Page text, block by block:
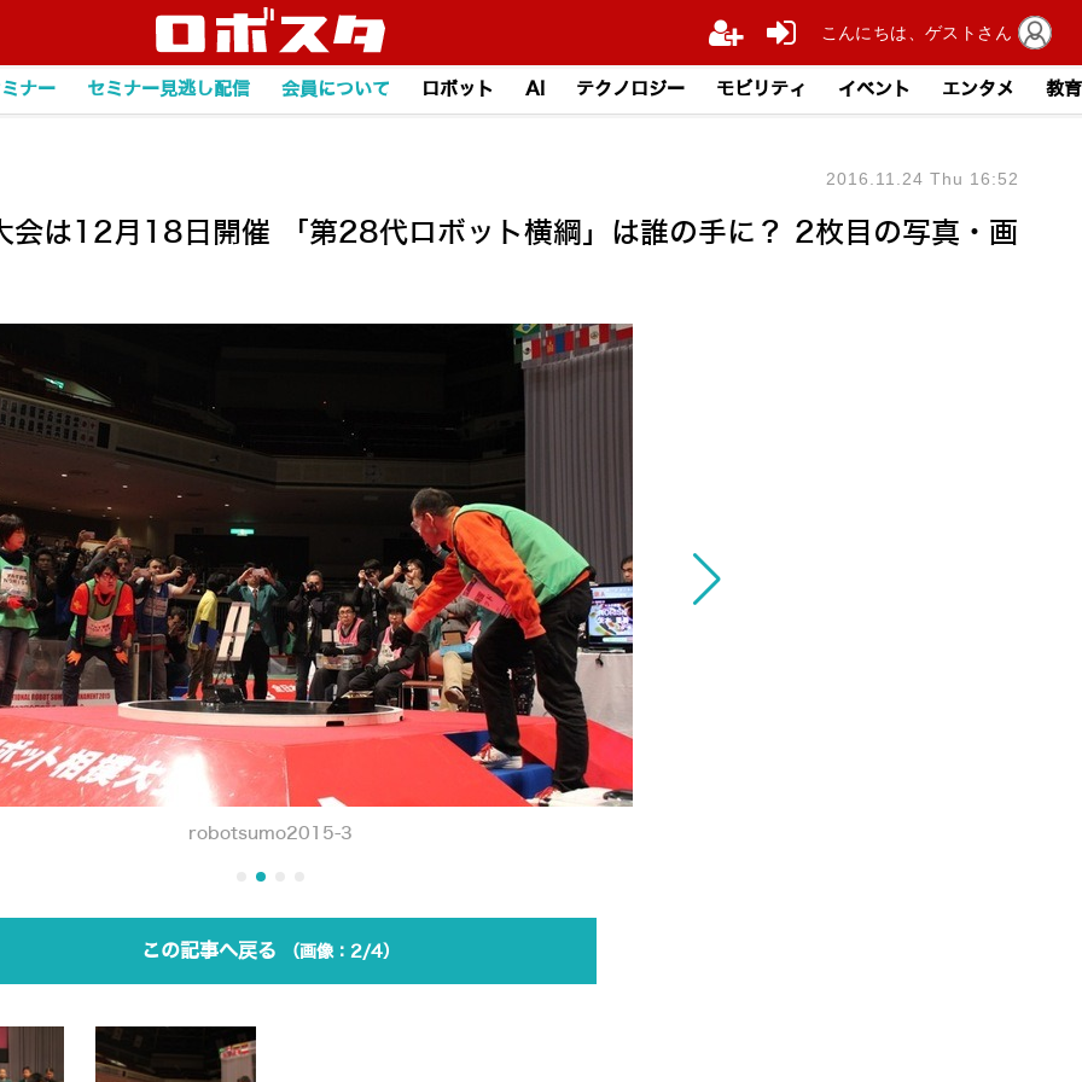
ナー セミナー見逃し配信 会員について ロボット AI テクノロジー モビリティ イベント エンタメ 教育
会は12月18日開催 「第28代ロボット横綱」は誰の手に？ 2枚目の写真・画
2016.11.24 Thu 16:52
robotsumo2015-3
この記事へ戻る 2/4
こんにちは、ゲストさん